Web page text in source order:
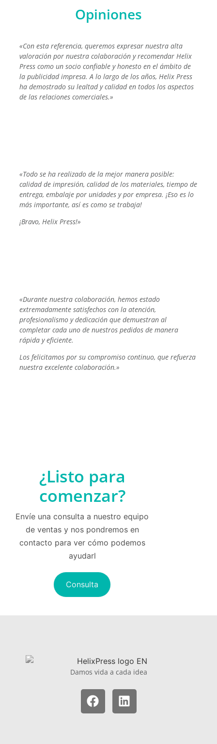
Opiniones
«Con esta referencia, queremos expresar nuestra alta
valoración por nuestra colaboración y recomendar Helix
Press como un socio confiable y honesto en el ámbito de
la publicidad impresa. A lo largo de los años, Helix Press
ha demostrado su lealtad y calidad en todos los aspectos
de las relaciones comerciales.»
«Todo se ha realizado de la mejor manera posible:
calidad de impresión, calidad de los materiales, tiempo de
entrega, embalaje por unidades y por empresa. ¡Eso es lo
más importante, así es como se trabaja!
¡Bravo, Helix Press!»
«Durante nuestra colaboración, hemos estado
extremadamente satisfechos con la atención,
profesionalismo y dedicación que demuestran al
completar cada uno de nuestros pedidos de manera
rápida y eficiente.
Los felicitamos por su compromiso continuo, que refuerza
nuestra excelente colaboración.»
¿Listo para
comenzar?
Envíe una consulta a nuestro equipo
de ventas y nos pondremos en
contacto para ver cómo podemos
ayudarl
Consulta
Damos vida a cada idea